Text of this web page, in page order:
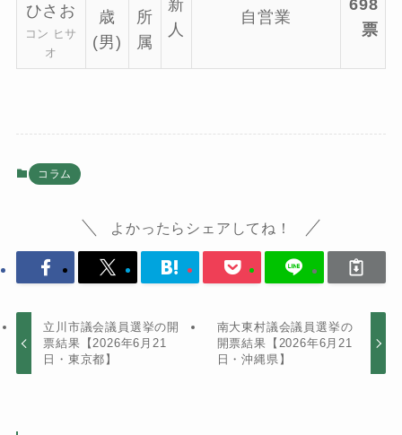
ひさお
コン ヒサ
オ
歳
(男)
所
属
新
人
自営業
698
票
コラム
よかったらシェアしてね！
立川市議会議員選挙の開
票結果【2026年6月21
日・東京都】
南大東村議会議員選挙の
開票結果【2026年6月21
日・沖縄県】